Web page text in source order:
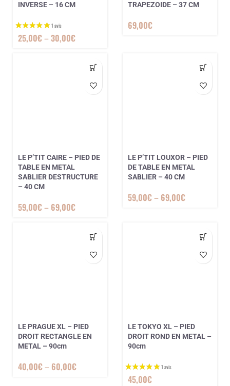
3 avis
INVERSE – 16 CM
25,00€–30,00€
TRAPEZOIDE – 37 CM
69,00€
LE P’TIT CAIRE – PIED DE
TABLE EN METAL
SABLIER DESTRUCTURE
– 40 CM
59,00€– 69,00€
LE P’TIT LOUXOR – PIED
DE TABLE EN METAL
SABLIER – 40 CM
59,00€– 69,00€
LE PRAGUE XL – PIED
DROIT RECTANGLE EN
METAL – 90cm
40,00€– 60,00€
LE TOKYO XL – PIED
DROIT ROND EN METAL –
90cm
45,00€